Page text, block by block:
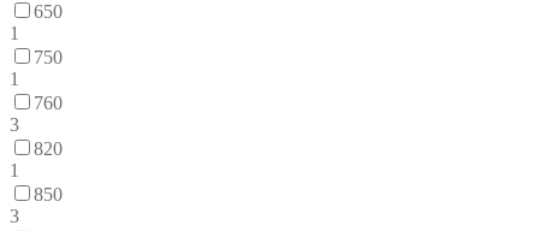
650
1
750
1
760
3
820
1
850
3